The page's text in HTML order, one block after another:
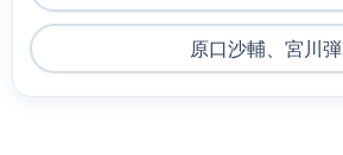
原口沙輔、宮川弾